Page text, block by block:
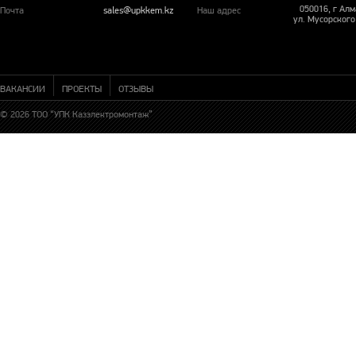
Почта sales@upkkem.kz Наш адрес
050016, г
ул.
ВАКАНСИИ ПРОЕКТЫ ОТЗЫВЫ
© 2026 ТОО “УПК Казэлектромонтаж”